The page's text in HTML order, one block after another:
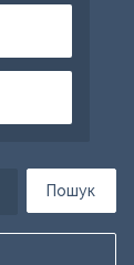
Пошук